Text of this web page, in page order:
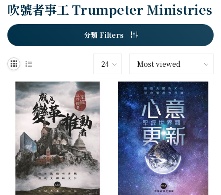
吹號者事工 Trumpeter Ministries
分類 Filters